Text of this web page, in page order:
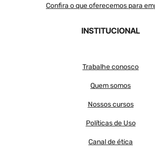
Confira o que oferecemos para
INSTITUCIONAL
Trabalhe conosco
Quem somos
Nossos cursos
Políticas de Uso
Canal de ética